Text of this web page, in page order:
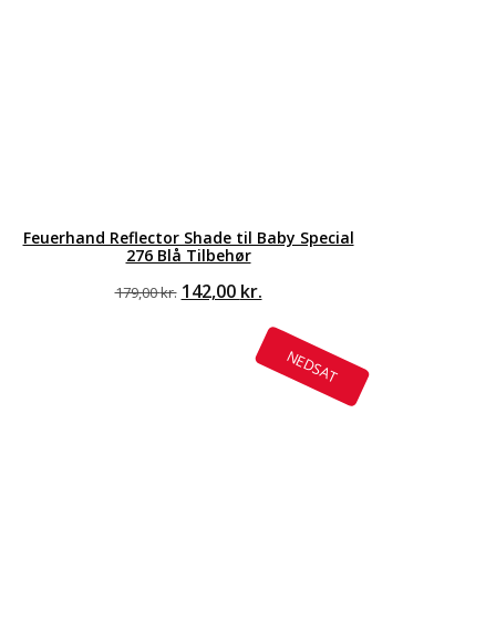
Feuerhand Reflector Shade til Baby Special
276 Blå Tilbehør
179,00kr. Den
179,00 kr..
142,00 kr.Den
pris
er:
142,00 kr..
NEDSAT